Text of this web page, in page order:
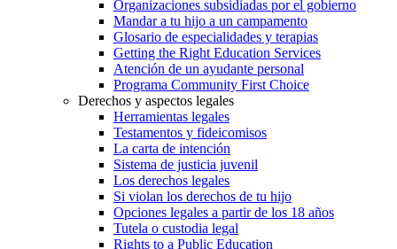
Organizaciones subsidiadas por el gobierno
Mandar a tu hijo a un campamento
Glosario de especialidades y terapias
Getting the Right Education Services
Atención de un ayudante personal
Programa Community First Choice
Derechos y aspectos legales
Herramientas legales
Testamentos y fideicomisos
La carta de intención
Sistema de justicia juvenil
Los derechos legales
Si violan los derechos de tu hijo
Opciones legales a partir de los 18 años
Tutela o custodia legal
Rights to a Public Education